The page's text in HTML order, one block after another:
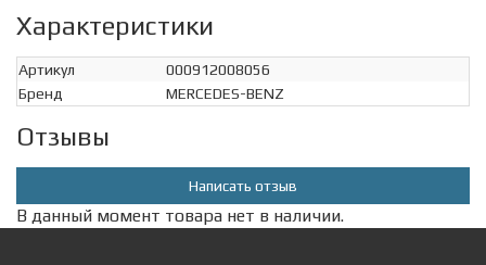
Характеристики
Артикул
000912008056
Бренд
MERCEDES-BENZ
Отзывы
Написать отзыв
В данный момент товара нет в наличии.